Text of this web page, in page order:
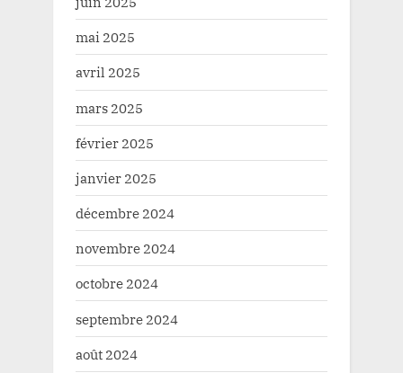
mai 2025
avril 2025
mars 2025
février 2025
janvier 2025
décembre 2024
novembre 2024
octobre 2024
septembre 2024
août 2024